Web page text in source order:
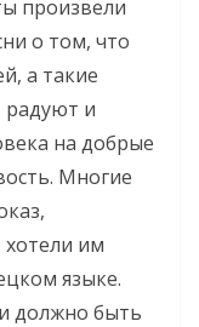
произвели
о том, что
а такие
радуют и
на добрые
Многие
хотели им
языке.
должно быть